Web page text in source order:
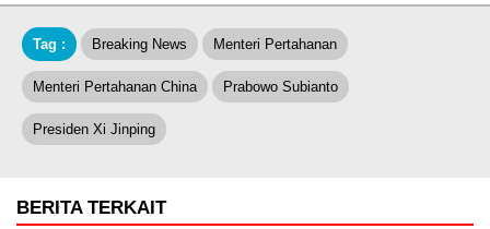
Tag : Breaking News Menteri Pertahanan
Menteri Pertahanan China Prabowo Subianto
Presiden Xi Jinping
BERITA TERKAIT